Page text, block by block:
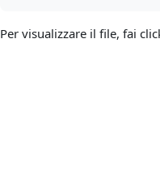
Per visualizzare il file, fai